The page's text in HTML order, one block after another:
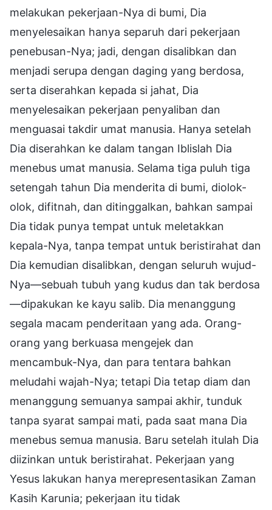
melakukan pekerjaan-Nya di bumi, Dia
menyelesaikan hanya separuh dari pekerjaan
penebusan-Nya; jadi, dengan disalibkan dan
menjadi serupa dengan daging yang berdosa,
serta diserahkan kepada si jahat, Dia
menyelesaikan pekerjaan penyaliban dan
menguasai takdir umat manusia. Hanya setelah
Dia diserahkan ke dalam tangan Iblislah Dia
menebus umat manusia. Selama tiga puluh tiga
setengah tahun Dia menderita di bumi, diolok-
olok, difitnah, dan ditinggalkan, bahkan sampai
Dia tidak punya tempat untuk meletakkan
kepala-Nya, tanpa tempat untuk beristirahat dan
Dia kemudian disalibkan, dengan seluruh wujud-
Nya—sebuah tubuh yang kudus dan tak berdosa
—dipakukan ke kayu salib. Dia menanggung
segala macam penderitaan yang ada. Orang-
orang yang berkuasa mengejek dan
mencambuk-Nya, dan para tentara bahkan
meludahi wajah-Nya; tetapi Dia tetap diam dan
menanggung semuanya sampai akhir, tunduk
tanpa syarat sampai mati, pada saat mana Dia
menebus semua manusia. Baru setelah itulah Dia
diizinkan untuk beristirahat. Pekerjaan yang
Yesus lakukan hanya merepresentasikan Zaman
Kasih Karunia; pekerjaan itu tidak